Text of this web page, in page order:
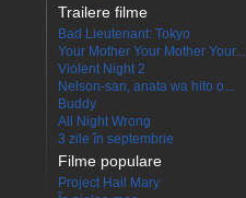
Trailere filme
Bad Lieutenant: Tokyo
Your Mother Your Mother Your...
Violent Night 2
Nelson-san, anata wa hito o...
Buddy
All Night Wrong
3 zile în septembrie
Filme populare
Project Hail Mary